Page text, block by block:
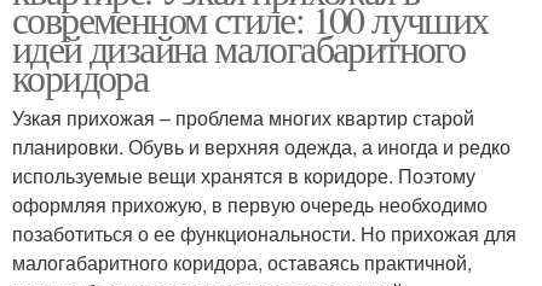
современном стиле: 100 лучших
идей дизайна малогабаритного
коридора
Узкая прихожая – проблема многих квартир старой
планировки. Обувь и верхняя одежда, а иногда и редко
используемые вещи хранятся в коридоре. Поэтому
оформляя прихожую, в первую очередь необходимо
позаботиться о ее функциональности. Но прихожая для
малогабаритного коридора, оставаясь практичной,